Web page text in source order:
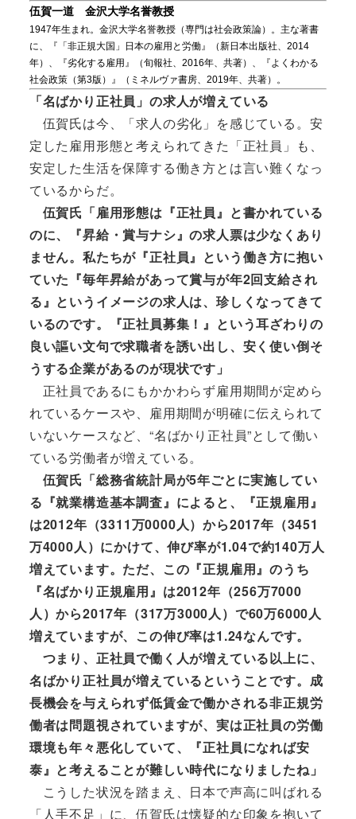
伍賀一道 金沢大学名誉教授
1947年生まれ。金沢大学名誉教授（専門は社会政策論）。主な著書
に、『「非正規大国」日本の雇用と労働』（新日本出版社、2014
年）、『劣化する雇用』（旬報社、2016年、共著）、『よくわかる
社会政策（第3版）』（ミネルヴァ書房、2019年、共著）。
「名ばかり正社員」の求人が増えている
伍賀氏は今、「求人の劣化」を感じている。安
定した雇用形態と考えられてきた「正社員」も、
安定した生活を保障する働き方とは言い難くなっ
ているからだ。
伍賀氏「雇用形態は『正社員』と書かれている
のに、『昇給・賞与ナシ』の求人票は少なくあり
ません。私たちが『正社員』という働き方に抱い
ていた『毎年昇給があって賞与が年2回支給され
る』というイメージの求人は、珍しくなってきて
いるのです。『正社員募集！』という耳ざわりの
良い謳い文句で求職者を誘い出し、安く使い倒そ
うする企業があるのが現状です」
正社員であるにもかかわらず雇用期間が定めら
れているケースや、雇用期間が明確に伝えられて
いないケースなど、“名ばかり正社員”として働い
ている労働者が増えている。
伍賀氏「総務省統計局が5年ごとに実施してい
る『就業構造基本調査』によると、『正規雇用』
は2012年（3311万0000人）から2017年（3451
万4000人）にかけて、伸び率が1.04で約140万人
増えています。ただ、この『正規雇用』のうち
『名ばかり正規雇用』は2012年（256万7000
人）から2017年（317万3000人）で60万6000人
増えていますが、この伸び率は1.24なんです。
つまり、正社員で働く人が増えている以上に、
名ばかり正社員が増えているということです。成
長機会を与えられず低賃金で働かされる非正規労
働者は問題視されていますが、実は正社員の労働
環境も年々悪化していて、『正社員になれば安
泰』と考えることが難しい時代になりましたね」
こうした状況を踏まえ、日本で声高に叫ばれる
「人手不足」に、伍賀氏は懐疑的な印象を抱いて